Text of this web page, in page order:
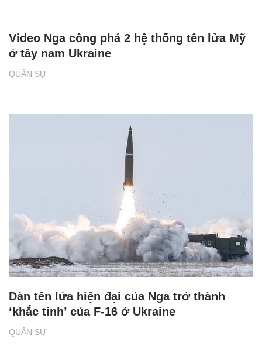
QUÂN SỰ
Video Nga công phá 2 hệ thống tên lửa Mỹ
ở tây nam Ukraine
QUÂN SỰ
Dàn tên lửa hiện đại của Nga trở thành
‘khắc tinh’ của F-16 ở Ukraine